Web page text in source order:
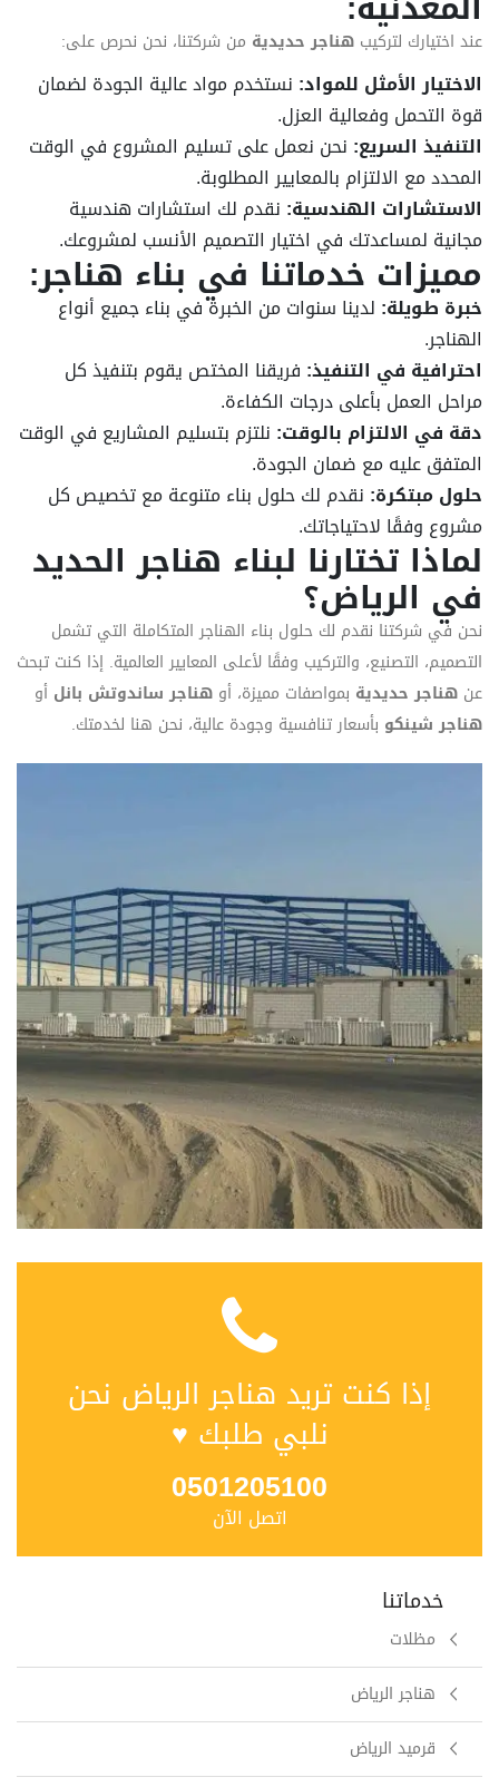
عند اختيارك لتركيب هناجر حديدية من شركتنا، نحن نحرص على:
الاختيار الأمثل للمواد: نستخدم مواد عالية الجودة لضمان
قوة التحمل وفعالية العزل.
التنفيذ السريع: نحن نعمل على تسليم المشروع في الوقت
المحدد مع الالتزام بالمعايير المطلوبة.
الاستشارات الهندسية: نقدم لك استشارات هندسية
مجانية لمساعدتك في اختيار التصميم الأنسب لمشروعك.
مميزات خدماتنا في بناء هناجر:
خبرة طويلة: لدينا سنوات من الخبرة في بناء جميع أنواع
الهناجر.
احترافية في التنفيذ: فريقنا المختص يقوم بتنفيذ كل
مراحل العمل بأعلى درجات الكفاءة.
دقة في الالتزام بالوقت: نلتزم بتسليم المشاريع في الوقت
المتفق عليه مع ضمان الجودة.
حلول مبتكرة: نقدم لك حلول بناء متنوعة مع تخصيص كل
مشروع وفقًا لاحتياجاتك.
لماذا تختارنا لبناء هناجر الحديد
في الرياض؟
نحن في شركتنا نقدم لك حلول بناء الهناجر المتكاملة التي تشمل
التصميم، التصنيع، والتركيب وفقًا لأعلى المعايير العالمية. إذا كنت تبحث
عن هناجر حديدية بمواصفات مميزة، أو هناجر ساندوتش بانل أو
هناجر شينكو بأسعار تنافسية وجودة عالية، نحن هنا لخدمتك.
إذا كنت تريد هناجر الرياض نحن
نلبي طلبك ♥
0501205100
اتصل الآن
خدماتنا
مظلات
هناجر الرياض
قرميد الرياض